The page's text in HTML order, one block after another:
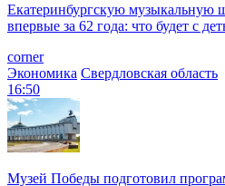
Екатеринбургскую музыкальную
впервые за 62 года: что будет с
corner
Экономика Свердловская область
16:50
Музей Победы подготовил